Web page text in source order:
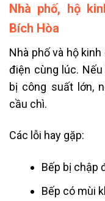
Nhà phố, hộ
Bích Hòa
Nhà phố và hộ
điện cùng lúc.
bị công suất lớn,
cầu chì.
Các lỗi hay gặp:
Bếp bị chập
Bếp có mùi